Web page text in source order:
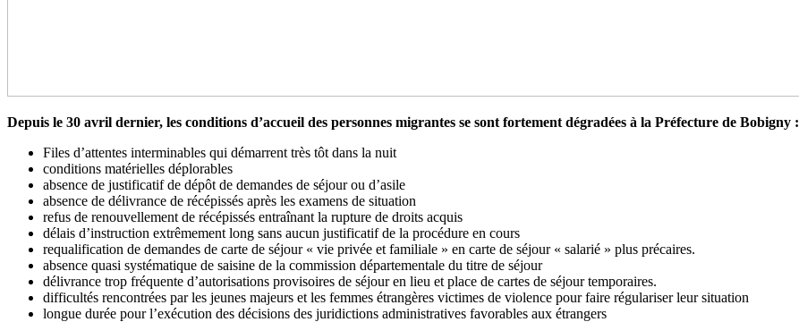
Depuis le 30 avril dernier, les conditions d’accueil des personnes migrantes se sont fortement dégradées à la Préfecture de Bobigny :
Files d’attentes interminables qui démarrent très tôt dans la nuit
conditions matérielles déplorables
absence de justificatif de dépôt de demandes de séjour ou d’asile
absence de délivrance de récépissés après les examens de situation
refus de renouvellement de récépissés entraînant la rupture de droits acquis
délais d’instruction extrêmement long sans aucun justificatif de la procédure en cours
requalification de demandes de carte de séjour « vie privée et familiale » en carte de séjour « salarié » plus précaires.
absence quasi systématique de saisine de la commission départementale du titre de séjour
délivrance trop fréquente d’autorisations provisoires de séjour en lieu et place de cartes de séjour temporaires.
difficultés rencontrées par les jeunes majeurs et les femmes étrangères victimes de violence pour faire régulariser leur situation
longue durée pour l’exécution des décisions des juridictions administratives favorables aux étrangers